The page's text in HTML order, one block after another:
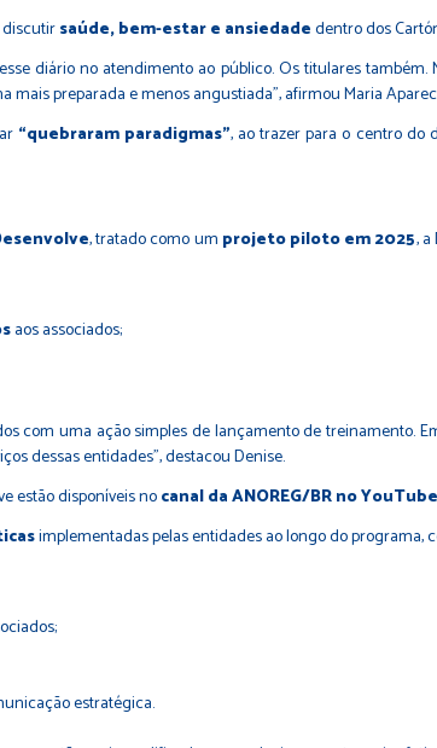
discutirsaúde, bem-estar e ansiedadedentro dos
diário no atendimento ao público. Os titulares
preparada e menos angustiada”, afirmou Maria
“quebraram paradigmas”, ao trazer para o centro do
, tratado como um projeto piloto em 2025,
aos associados;
com uma ação simples de lançamento de treinamento.
dessas entidades”, destacou Denise.
estão disponíveis nocanal da ANOREG/BR no YouTube
implementadas pelas entidades ao longo do programa,
estratégica.